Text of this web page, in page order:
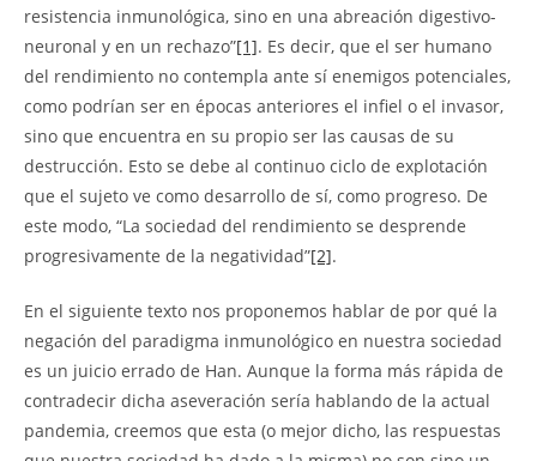
resistencia inmunológica, sino en una abreación digestivo-
neuronal y en un rechazo”[1]. Es decir, que el ser humano
del rendimiento no contempla ante sí enemigos potenciales,
como podrían ser en épocas anteriores el infiel o el invasor,
sino que encuentra en su propio ser las causas de su
destrucción. Esto se debe al continuo ciclo de explotación
que el sujeto ve como desarrollo de sí, como progreso. De
este modo, “La sociedad del rendimiento se desprende
progresivamente de la negatividad”[2].
En el siguiente texto nos proponemos hablar de por qué la
negación del paradigma inmunológico en nuestra sociedad
es un juicio errado de Han. Aunque la forma más rápida de
contradecir dicha aseveración sería hablando de la actual
pandemia, creemos que esta (o mejor dicho, las respuestas